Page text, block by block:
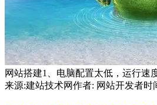
网站搭建1、电脑配置太低，运行速
来源:建站技术网作者: 网站开发者时